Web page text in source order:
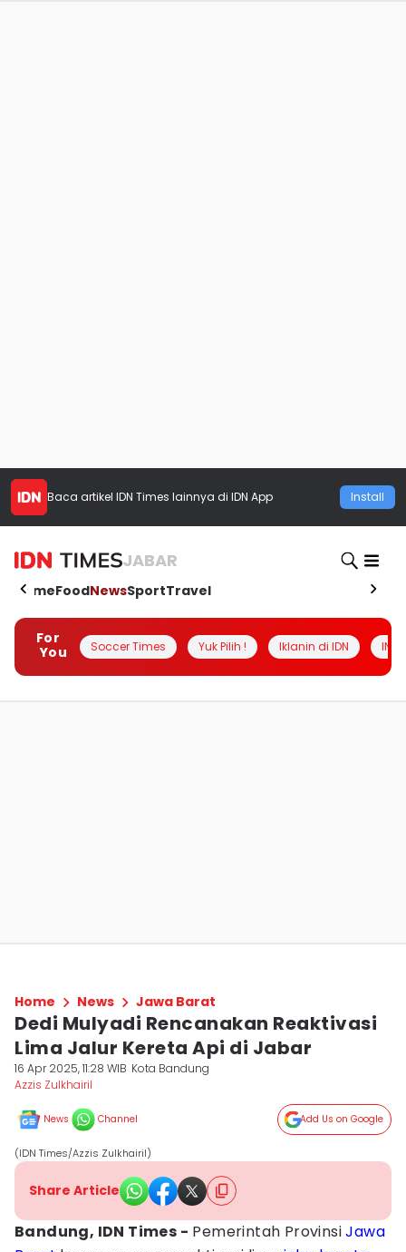
Baca artikel IDN Times lainnya di IDN App Install
JABAR
HomeFoodNewsSportTravel
For
You
Soccer Times Yuk Pilih ! Iklanin di IDN
Home News Jawa Barat
Dedi Mulyadi Rencanakan Reaktivasi
Lima Jalur Kereta Api di Jabar
16 Apr 2025, 11:28 WIB Kota Bandung
Azzis Zulkhairil
News Channel Add Us on Google
(IDN Times/Azzis Zulkhairil)
Share Article
Bandung, IDN Times - Pemerintah ProvinsiJawa